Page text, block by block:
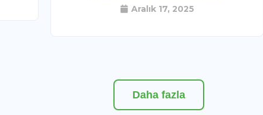
Aralık 17, 2025
Daha fazla